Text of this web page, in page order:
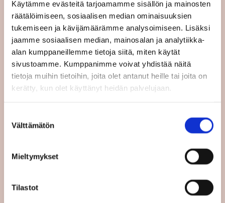
Käytämme evästeitä tarjoamamme sisällön ja mainosten
räätälöimiseen, sosiaalisen median ominaisuuksien
tukemiseen ja kävijämäärämme analysoimiseen. Lisäksi
jaamme sosiaalisen median, mainosalan ja analytiikka-
alan kumppaneillemme tietoja siitä, miten käytät
sivustoamme. Kumppanimme voivat yhdistää näitä
tietoja muihin tietoihin, joita olet antanut heille tai joita on
kerätty, kun olet käyttänyt heidän palvelujaan.
valinta
Välttämätön
Mieltymykset
Tilastot
sekä työntekijä- että työnantajapuolelta.
Työntekijäjärjestöt ovat ilmaisseet huolensa
mahdollisista väärinkäytöksistä ja siitä, että
kortin myöntäminen edellyttäisi yrityksen
kotimaan viranomaisilta erityistä
kohdemaan lainsäädännön tuntemusta.
myyvät palveluja yli rajojen. Palvelukortin
myöntää yrityksen kotimaa, ja sillä yritys voi
ja lakeja maassa, jossa se palveluja myy.